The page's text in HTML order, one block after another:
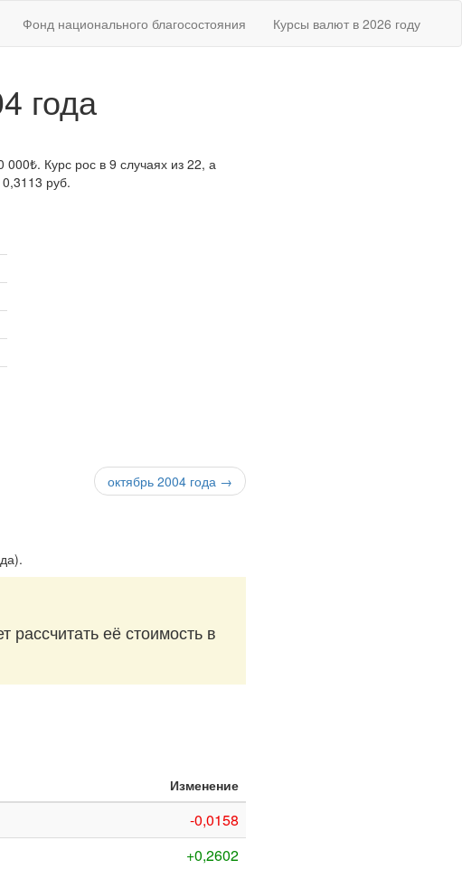
Фонд национального благосостояния Курсы валют в 2026 году
года
Курс рос в 9 случаях из 22, а
руб.
октябрь 2004 года →
.
рассчитать её стоимость в
Изменение
-0,0158
+0,2602